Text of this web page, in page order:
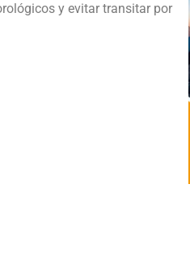
y evitar transitar por